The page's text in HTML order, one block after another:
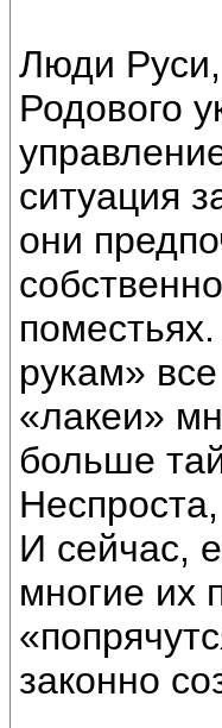
Люди
Родового
ситуация
они
рукам»
«лакеи»
больше
И сейчас,
многие их
законно